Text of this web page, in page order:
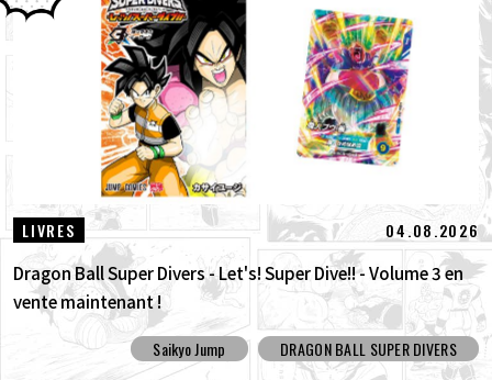
LIVRES 04.08.2026
Dragon Ball Super Divers - Let's! Super Dive!! - Volume 3 en
vente maintenant !
Saikyo Jump DRAGON BALL SUPER DIVERS